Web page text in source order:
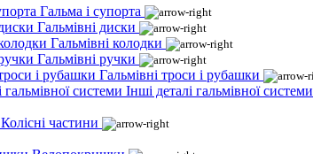
Гальма і супорта
Гальмівні диски
Гальмівні колодки
Гальмівні ручки
Гальмівні троси і рубашки
Інші деталі гальмівної системи
Колісні частини